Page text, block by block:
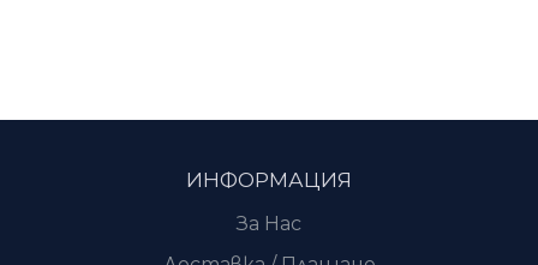
ИНФОРМАЦИЯ
За Нас